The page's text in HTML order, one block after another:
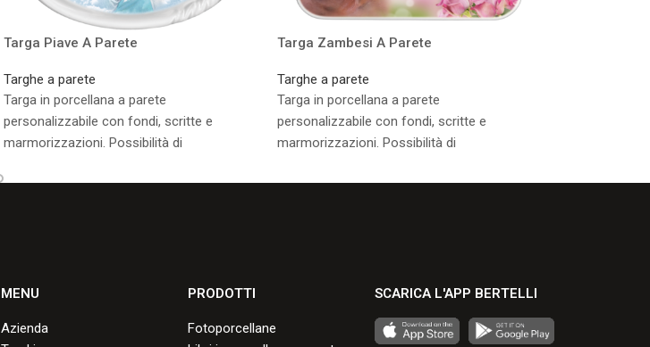
Targa Piave A Parete
Targhe a parete
Targa in porcellana a parete
personalizzabile con fondi, scritte e
marmorizzazioni. Possibilità di
Targa Zambesi A Parete
Targhe a parete
Targa in porcellana a parete
personalizzabile con fondi, scritte e
marmorizzazioni. Possibilità di
MENU
Azienda
PRODOTTI
Fotoporcellane
SCARICA L'APP BERTELLI